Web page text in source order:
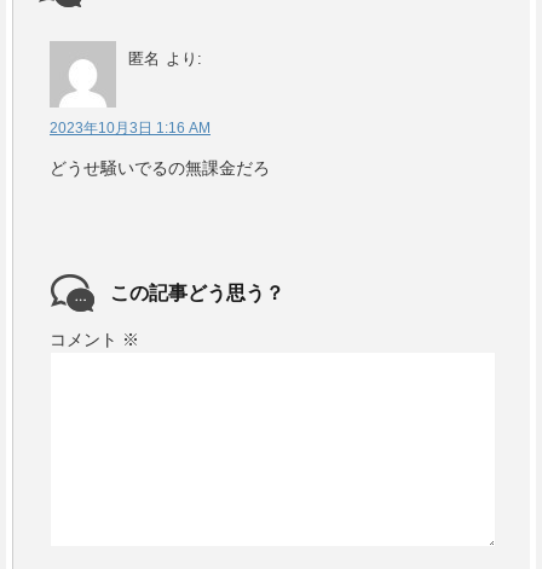
匿名 より:
2023年10月3日 1:16 AM
どうせ騒いでるの無課金だろ
この記事どう思う？
コメント ※